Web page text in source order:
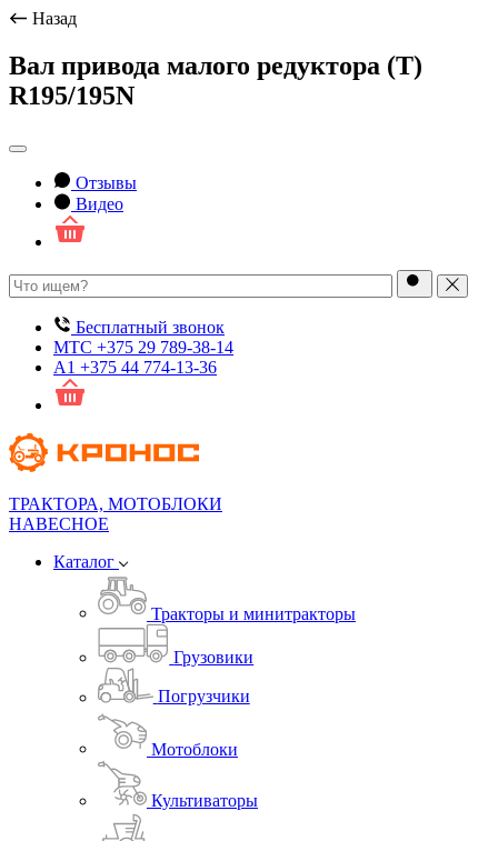
Назад
Вал привода малого редуктора (Т)
R195/195N
Отзывы
Видео
Бесплатный звонок
МТС +375 29 789-38-14
А1 +375 44 774-13-36
ТРАКТОРА, МОТОБЛОКИ
НАВЕСНОЕ
Каталог
Тракторы и минитракторы
Грузовики
Погрузчики
Мотоблоки
Культиваторы